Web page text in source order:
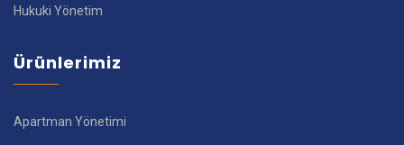
Hukuki Yönetim
Ürünlerimiz
Apartman Yönetimi